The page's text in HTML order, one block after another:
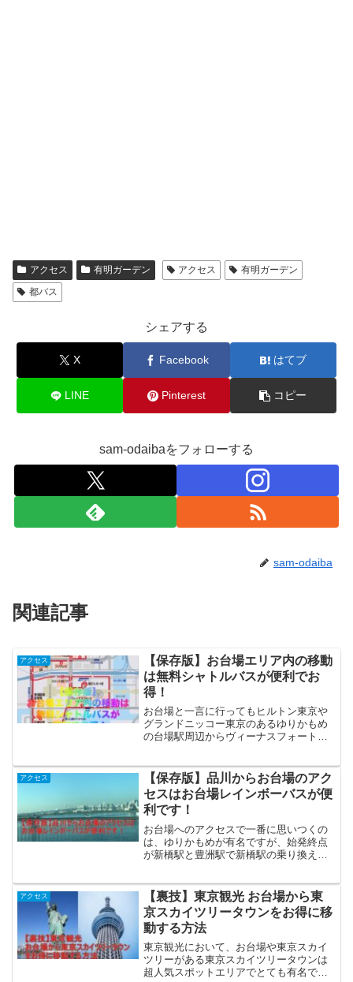
アクセス 有明ガーデン アクセス
有明ガーデン
都バス
シェアする
X Facebook はてブ
LINE Pinterest コピー
sam-odaibaをフォローする
sam-odaiba
関連記事
アクセス
【保存版】お台場エリア内の移動
は無料シャトルバスが便利でお
得！
お台場と一言に行ってもヒルトン東京や
グランドニッコー東京のあるゆりかもめ
の台場駅周辺からヴィーナスフォートの
アクセス
【保存版】品川からお台場のアク
セスはお台場レインボーバスが便
利です！
お台場へのアクセスで一番に思いつくの
は、ゆりかもめが有名ですが、始発終点
が新橋駅と豊洲駅で新橋駅の乗り換えっ
アクセス
【裏技】東京観光 お台場から東
京スカイツリータウンをお得に移
動する方法
東京観光において、お台場や東京スカイ
ツリーがある東京スカイツリータウンは
超人気スポットエリアでとても有名で